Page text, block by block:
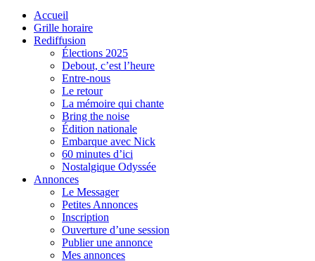
Accueil
Grille horaire
Rediffusion
Élections 2025
Debout, c’est l’heure
Entre-nous
Le retour
La mémoire qui chante
Bring the noise
Édition nationale
Embarque avec Nick
60 minutes d’ici
Nostalgique Odyssée
Annonces
Le Messager
Petites Annonces
Inscription
Ouverture d’une session
Publier une annonce
Mes annonces